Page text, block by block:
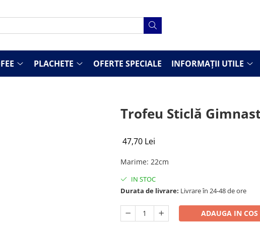
PLACHETE OFERTE SPECIALE INFORMAȚII UTILE
Trofeu Sticlă
47,70 Lei
Marime: 22cm
IN STOC
Durata de livrare: Livrare în 24-48 de ore
ADAUGA IN COS